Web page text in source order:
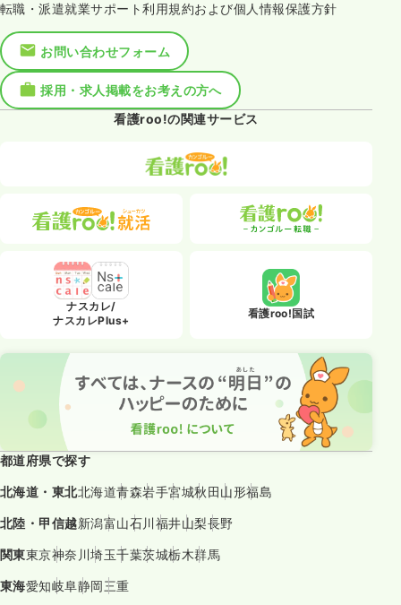
転職・派遣就業サポート利用規約および個人情報保護方針
お問い合わせフォーム
採用・求人掲載をお考えの方へ
看護roo!の関連サービス
ナスカレ/
ナスカレPlus+
看護roo!国試
都道府県で探す
北海道・東北北海道青森岩手宮城秋田山形福島
北陸・甲信越新潟富山石川福井山梨長野
関東東京神奈川埼玉千葉茨城栃木群馬
東海愛知岐阜静岡三重